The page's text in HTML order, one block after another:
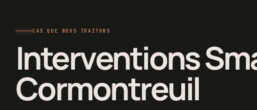
CAS QUE NOUS TRAITONS
Interventions
Cormontreuil